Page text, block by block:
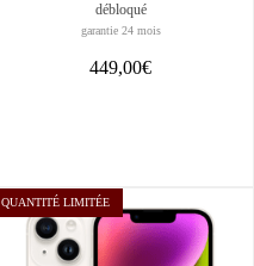
débloqué
garantie 24 mois
449,00€
QUANTITÉ LIMITÉE